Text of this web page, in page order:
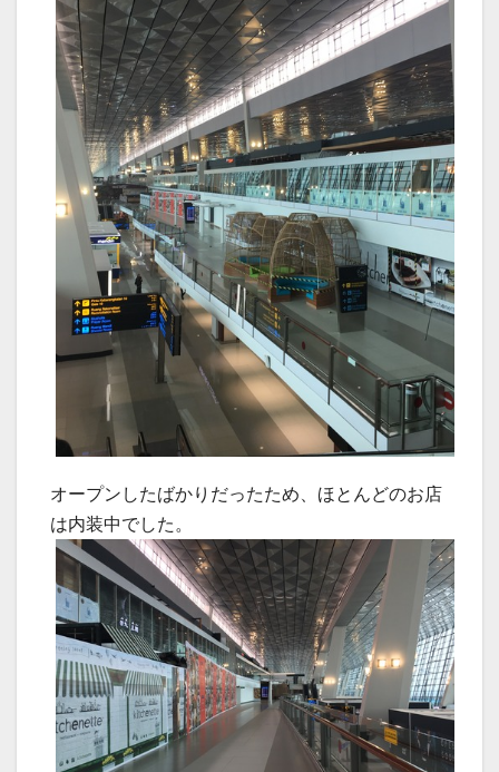
オープンしたばかりだったため、ほとんどのお店
は内装中でした。